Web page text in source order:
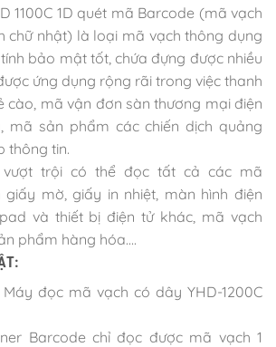
1100C 1D quét mã Barcode (mã vạch
chữ nhật) là loại mã vạch thông dụng
bảo mật tốt, chứa đựng được nhiều
ứng dụng rộng rãi trong việc thanh
cào, mã vận đơn sàn thương mại điện
mã sản phẩm các chiến dịch quảng
thông tin.
vượt trội có thể đọc tất cả các mã
giấy mờ, giấy in nhiệt, màn hình điện
và thiết bị điện tử khác, mã vạch
phẩm hàng hóa….
đọc mã vạch có dây YHD-1200C
Barcode chỉ đọc được mã vạch 1